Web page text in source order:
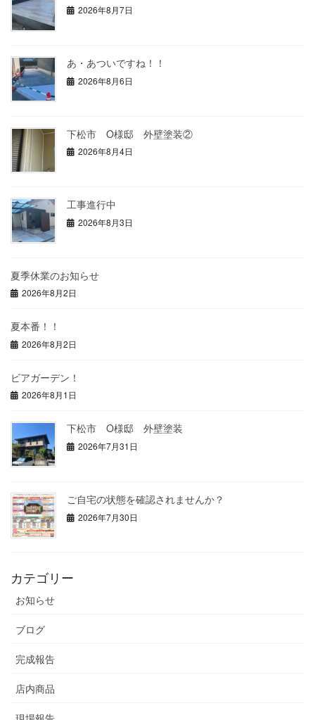
2026年8月7日
あ・あついですね！！
2026年8月6日
下松市 O様邸 外壁塗装②
2026年8月4日
工事進行中
2026年8月3日
夏季休業のお知らせ
2026年8月2日
夏本番！！
2026年8月2日
ビアガーデン！
2026年8月1日
下松市 O様邸 外壁塗装
2026年7月31日
ご自宅の状態を確認されませんか？
2026年7月30日
カテゴリー
お知らせ
ブログ
完成報告
店内商品